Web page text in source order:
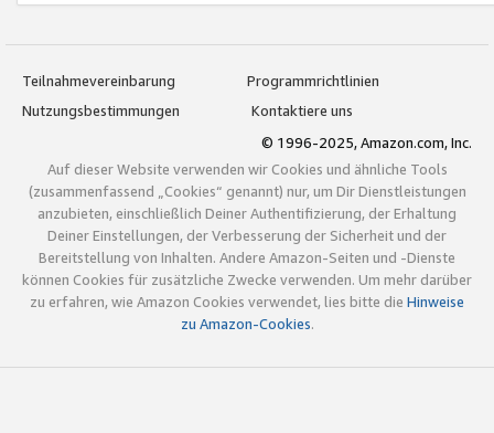
Teilnahmevereinbarung
Programmrichtlinien
Nutzungsbestimmungen
Kontaktiere uns
© 1996-2025, Amazon.com, Inc.
Auf dieser Website verwenden wir Cookies und ähnliche Tools
(zusammenfassend „Cookies“ genannt) nur, um Dir Dienstleistungen
anzubieten, einschließlich Deiner Authentifizierung, der Erhaltung
Deiner Einstellungen, der Verbesserung der Sicherheit und der
Bereitstellung von Inhalten. Andere Amazon-Seiten und -Dienste
können Cookies für zusätzliche Zwecke verwenden. Um mehr darüber
zu erfahren, wie Amazon Cookies verwendet, lies bitte die Hinweise
zu Amazon-Cookies.